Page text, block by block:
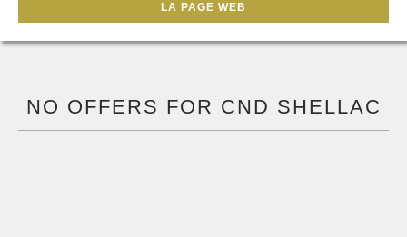
LA PAGE WEB
NO OFFERS FOR CND SHELLAC